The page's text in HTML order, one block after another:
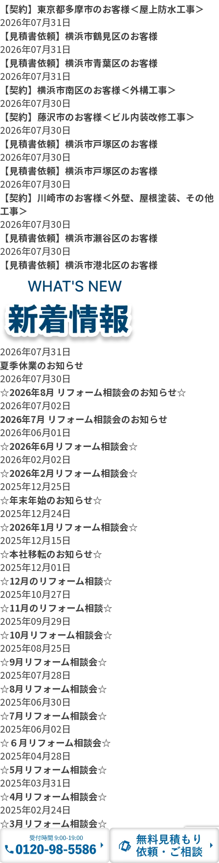
【契約】東京都多摩市のお客様＜屋上防水工事＞
2026年07月31日
【見積書依頼】横浜市鶴見区のお客様
2026年07月31日
【見積書依頼】横浜市青葉区のお客様
2026年07月31日
【契約】横浜市南区のお客様＜外構工事＞
2026年07月30日
【契約】藤沢市のお客様＜ビル内装改修工事＞
2026年07月30日
【見積書依頼】横浜市戸塚区のお客様
2026年07月30日
【見積書依頼】横浜市戸塚区のお客様
2026年07月30日
【契約】川崎市のお客様＜外壁、屋根塗装、その他
工事＞
2026年07月30日
【見積書依頼】横浜市瀬谷区のお客様
2026年07月30日
【見積書依頼】横浜市港北区のお客様
2026年07月31日
夏季休業のお知らせ
2026年07月30日
☆2026年8月 リフォーム相談会のお知らせ☆
2026年07月02日
2026年7月 リフォーム相談会のお知らせ
2026年06月01日
☆2026年6月リフォーム相談会☆
2026年02月02日
☆2026年2月リフォーム相談会☆
2025年12月25日
☆年末年始のお知らせ☆
2025年12月24日
☆2026年1月リフォーム相談会☆
2025年12月15日
☆本社移転のお知らせ☆
2025年12月01日
☆12月のリフォーム相談☆
2025年10月27日
☆11月のリフォーム相談☆
2025年09月29日
☆10月リフォーム相談会☆
2025年08月25日
☆9月リフォーム相談会☆
2025年07月28日
☆8月リフォーム相談会☆
2025年06月30日
☆7月リフォーム相談会☆
2025年06月02日
☆６月リフォーム相談会☆
2025年04月28日
☆5月リフォーム相談会☆
2025年03月31日
☆4月リフォーム相談会☆
2025年02月24日
☆3月リフォーム相談会☆
2025年01月27日
☆2月のリフォーム相談会のご案内☆